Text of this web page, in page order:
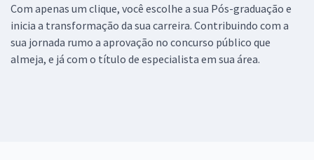
Com apenas um clique, você escolhe a sua Pós-graduação e
inicia a transformação da sua carreira. Contribuindo com a
sua jornada rumo a aprovação no concurso público que
almeja, e já com o título de especialista em sua área.